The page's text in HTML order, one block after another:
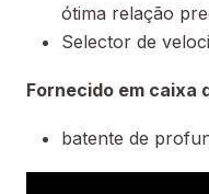
ótima relação
Selector de
Fornecido em caixa
batente de